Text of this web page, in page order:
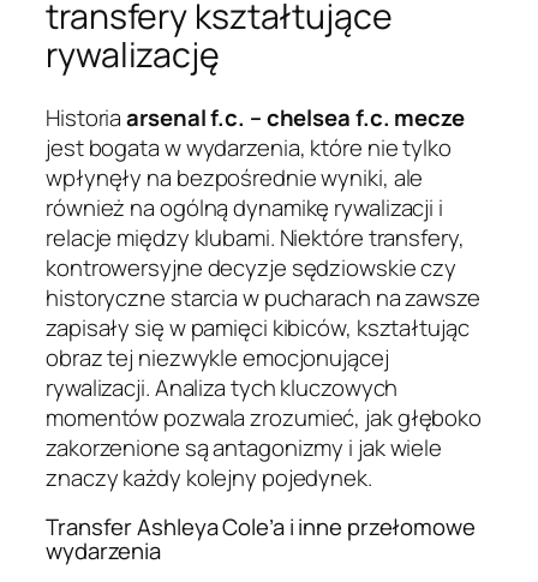
transfery kształtujące
rywalizację
Historiaarsenal f.c. – chelsea f.c. mecze
jest bogata w wydarzenia, które nie tylko
wpłynęły na bezpośrednie wyniki, ale
również na ogólną dynamikę rywalizacji i
relacje między klubami. Niektóre transfery,
kontrowersyjne decyzje sędziowskie czy
historyczne starcia w pucharach na zawsze
zapisały się w pamięci kibiców, kształtując
obraz tej niezwykle emocjonującej
rywalizacji. Analiza tych kluczowych
momentów pozwala zrozumieć, jak głęboko
zakorzenione są antagonizmy i jak wiele
znaczy każdy kolejny pojedynek.
Transfer Ashleya Cole’a i inne przełomowe
wydarzenia